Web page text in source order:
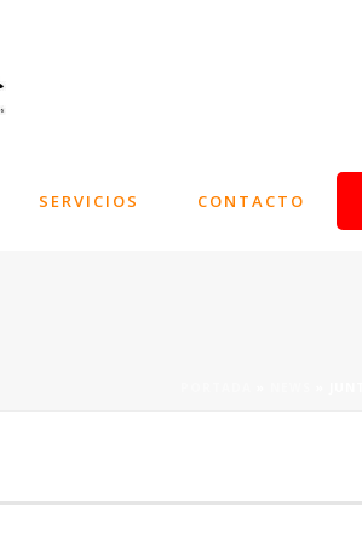
SERVICIOS CONTACTO